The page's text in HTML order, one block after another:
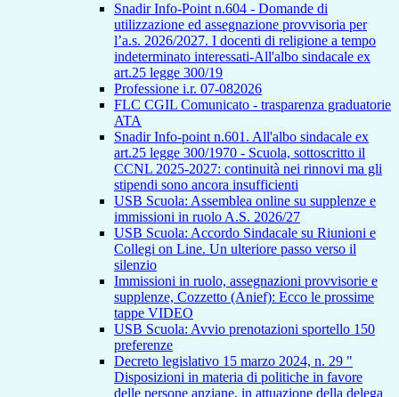
Snadir Info-Point n.604 - Domande di
utilizzazione ed assegnazione provvisoria per
l’a.s. 2026/2027. I docenti di religione a tempo
indeterminato interessati-All'albo sindacale ex
art.25 legge 300/19
Professione i.r. 07-082026
FLC CGIL Comunicato - trasparenza graduatorie
ATA
Snadir Info-point n.601. All'albo sindacale ex
art.25 legge 300/1970 - Scuola, sottoscritto il
CCNL 2025-2027: continuità nei rinnovi ma gli
stipendi sono ancora insufficienti
USB Scuola: Assemblea online su supplenze e
immissioni in ruolo A.S. 2026/27
USB Scuola: Accordo Sindacale su Riunioni e
Collegi on Line. Un ulteriore passo verso il
silenzio
Immissioni in ruolo, assegnazioni provvisorie e
supplenze, Cozzetto (Anief): Ecco le prossime
tappe VIDEO
USB Scuola: Avvio prenotazioni sportello 150
preferenze
Decreto legislativo 15 marzo 2024, n. 29 "
Disposizioni in materia di politiche in favore
delle persone anziane, in attuazione della delega